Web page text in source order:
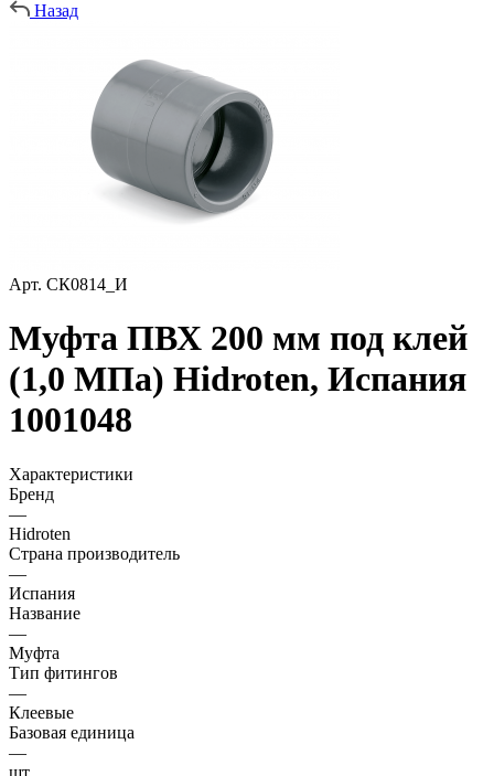
Назад
Арт. СК0814_И
Муфта ПВХ 200 мм под клей
(1,0 МПа) Hidroten, Испания
1001048
Характеристики
Бренд
—
Hidroten
Страна производитель
—
Испания
Название
—
Муфта
Тип фитингов
—
Клеевые
Базовая единица
—
шт